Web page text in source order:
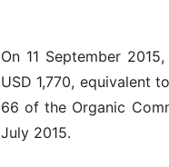
On 11 September
USD 1,770, equivalent
66 of the Organic
July 2015.